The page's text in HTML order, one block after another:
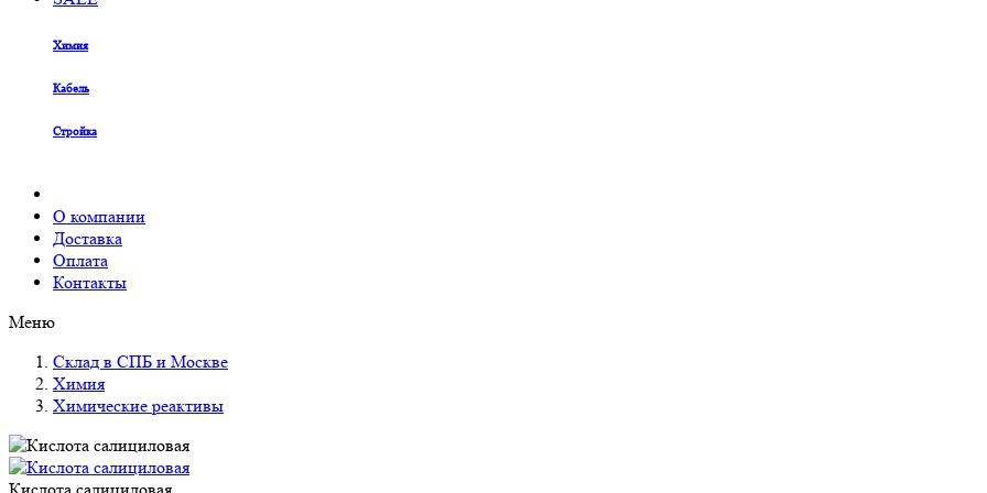
Химия
Кабель
Стройка
О компании
Доставка
Оплата
Контакты
Меню
Склад в СПБ и Москве
Химия
Химические реактивы